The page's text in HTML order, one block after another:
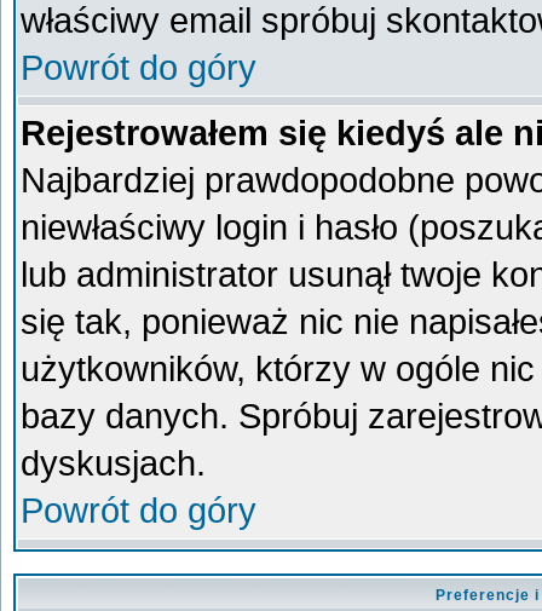
właściwy email spróbuj
Powrót do góry
Rejestrowałem się kiedyś ale
Najbardziej prawdopodobne
niewłaściwy login i hasło
lub administrator usunął twoje
się tak, ponieważ nic nie
użytkowników, którzy w ogóle
bazy danych. Spróbuj
dyskusjach.
Powrót do góry
Preferencje